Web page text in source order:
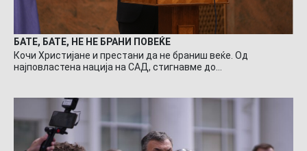
БАТЕ, БАТЕ, НЕ НЕ БРАНИ ПОВЕЌЕ
Кочи Христијане и престани да не браниш веќе. Од
најповластена нација на САД, стигнавме до…